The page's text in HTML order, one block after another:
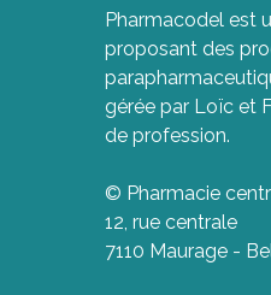
Pharmacodel est
proposant des
gérée par Loïc et
de profession.
© Pharmacie
12, rue centrale
7110 Maurage -